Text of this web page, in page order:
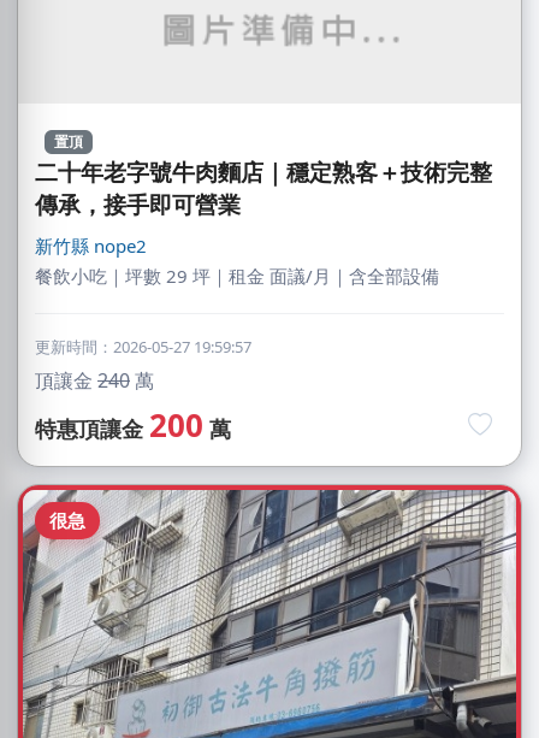
置頂
二十年老字號牛肉麵店｜穩定熟客＋技術完整
傳承，接手即可營業
新竹縣 nope2
餐飲小吃｜坪數 29 坪｜租金 面議/月｜含全部設備
更新時間：2026-05-27 19:59:57
頂讓金 240萬
特惠頂讓金 200 萬
很急